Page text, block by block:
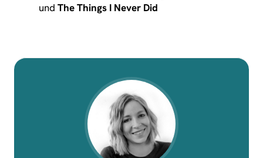
und The Things I Never Did